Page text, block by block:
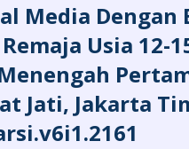
Media Dengan
Usia 12-
Jati, Jakarta